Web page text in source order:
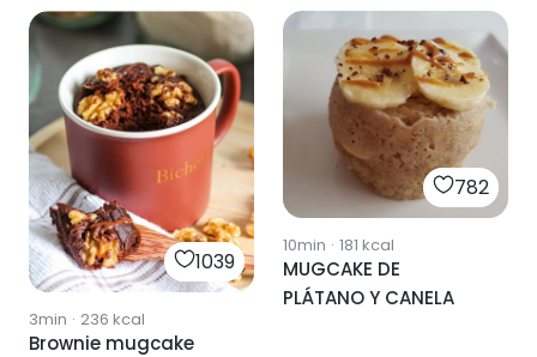
1039
3min · 236 kcal
Brownie mugcake
782
10min · 181 kcal
MUGCAKE DE
PLÁTANO Y CANELA